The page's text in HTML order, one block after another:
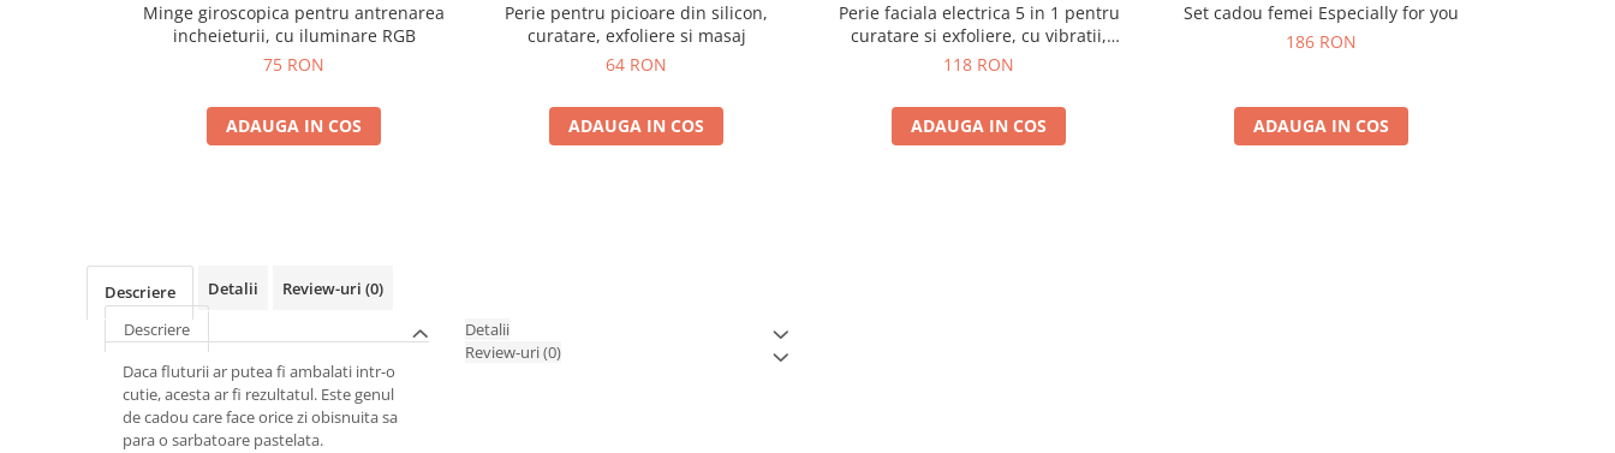
Minge giroscopica pentru antrenarea
incheieturii, cu iluminare RGB
75 RON
ADAUGA IN COS
Perie pentru picioare din silicon,
curatare, exfoliere si masaj
64 RON
ADAUGA IN COS
Perie faciala electrica 5 in 1 pentru
curatare si exfoliere, cu vibratii,
reincarcabila
118 RON
ADAUGA IN COS
Set cadou femei Especially for you
186 RON
ADAUGA IN COS
Descriere Detalii Review-uri (0)
Descriere
Daca fluturii ar putea fi ambalati intr-o
cutie, acesta ar fi rezultatul. Este genul
de cadou care face orice zi obisnuita sa
para o sarbatoare pastelata.
Detalii
Review-uri(0)